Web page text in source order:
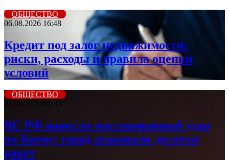
ОБЩЕСТВО
06.08.2026 16:48
Кредит под залог недвижимости:
риски, расходы и правила оценки
условий
ОБЩЕСТВО
05.08.2026 01:35
ВС РФ нанесли массированный удар
по Киеву: город атаковали десятки
ракет